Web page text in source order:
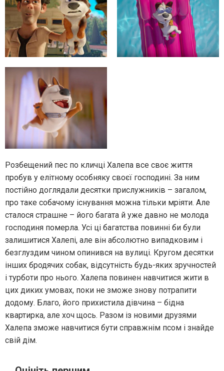
Розбещений пес по кличці Халепа все своє життя
пробув у елітному особняку своєї господині. За ним
постійно доглядали десятки прислужників – загалом,
про таке собачому існування можна тільки мріяти. Але
сталося страшне – його багата й уже давно не молода
господиня померла. Усі ці багатства повинні би були
залишитися Халепі, але він абсолютно випадковим і
безглуздим чином опинився на вулиці. Кругом десятки
інших бродячих собак, відсутність будь-яких зручностей
і турботи про нього. Халепа повинен навчитися жити в
цих диких умовах, поки не зможе знову потрапити
додому. Благо, його прихистила дівчина – бідна
квартирка, але хоч щось. Разом із новими друзями
Халепа зможе навчитися бути справжнім псом і знайде
свій дім.